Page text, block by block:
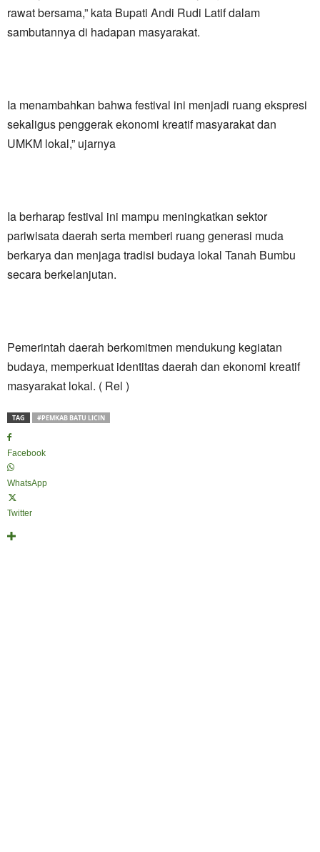
rawat bersama,” kata Bupati Andi Rudi Latif dalam
sambutannya di hadapan masyarakat.
Ia menambahkan bahwa festival ini menjadi ruang ekspresi
sekaligus penggerak ekonomi kreatif masyarakat dan
UMKM lokal,” ujarnya
Ia berharap festival ini mampu meningkatkan sektor
pariwisata daerah serta memberi ruang generasi muda
berkarya dan menjaga tradisi budaya lokal Tanah Bumbu
secara berkelanjutan.
Pemerintah daerah berkomitmen mendukung kegiatan
budaya, memperkuat identitas daerah dan ekonomi kreatif
masyarakat lokal. ( Rel )
TAG #PEMKAB BATU LICIN
Facebook
WhatsApp
Twitter